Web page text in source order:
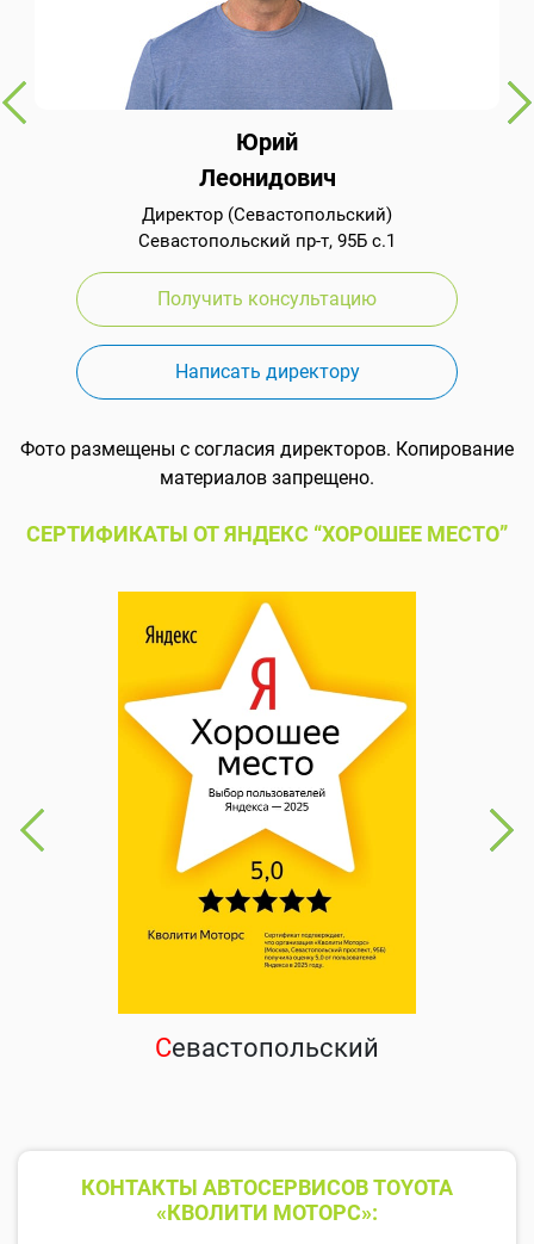
Юрий
Леонидович
Директор (Севастопольский)
Севастопольский пр-т, 95Б с.1
Получить консультацию
Написать директору
Фото размещены с согласия директоров. Копирование
материалов запрещено.
СЕРТИФИКАТЫ ОТ ЯНДЕКС “ХОРОШЕЕ МЕСТО”
Севастопольский
КОНТАКТЫ АВТОСЕРВИСОВ TOYOTA
«КВОЛИТИ МОТОРС»: